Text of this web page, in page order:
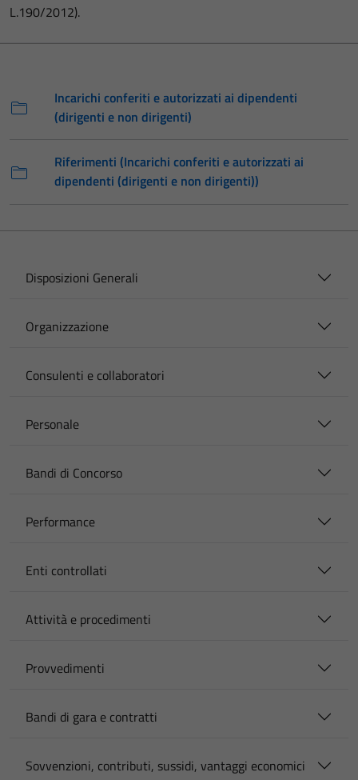
L.190/2012).
Incarichi conferiti e autorizzati ai dipendenti
(dirigenti e non dirigenti)
Riferimenti (Incarichi conferiti e autorizzati ai
dipendenti (dirigenti e non dirigenti))
Disposizioni Generali
Organizzazione
Consulenti e collaboratori
Personale
Bandi di Concorso
Performance
Enti controllati
Attività e procedimenti
Provvedimenti
Bandi di gara e contratti
Sovvenzioni, contributi, sussidi, vantaggi economici